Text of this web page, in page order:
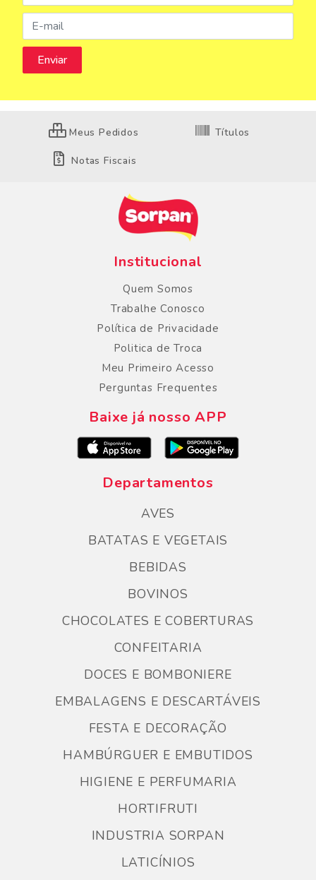
Meus Pedidos Títulos
Notas Fiscais
Institucional
Quem Somos
Trabalhe Conosco
Política de Privacidade
Politica de Troca
Meu Primeiro Acesso
Perguntas Frequentes
Baixe já nosso APP
Departamentos
AVES
BATATAS E VEGETAIS
BEBIDAS
BOVINOS
CHOCOLATES E COBERTURAS
CONFEITARIA
DOCES E BOMBONIERE
EMBALAGENS E DESCARTÁVEIS
FESTA E DECORAÇÃO
HAMBÚRGUER E EMBUTIDOS
HIGIENE E PERFUMARIA
HORTIFRUTI
INDUSTRIA SORPAN
LATICÍNIOS